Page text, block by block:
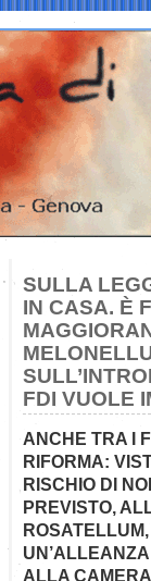
SULLA
IN CASA. È
FDI VUOLE
ANCHE TRA I
RIFORMA:
RISCHIO DI
PREVISTO,
ALLA